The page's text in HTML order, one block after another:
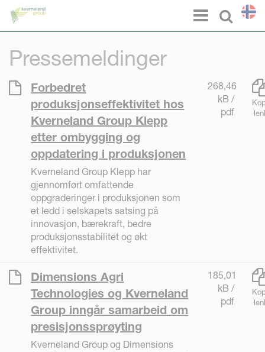
Select
Menu
Pressemeldinger
Forbedret
produksjonseffektivitet hos
Kverneland Group Klepp
etter ombygging og
oppdatering i produksjonen
Kverneland Group Klepp har
gjennomført omfattende
oppgraderinger i produksjonen som
et ledd i selskapets satsing på
innovasjon, bærekraft, bedre
produksjonsstabilitet og økt
effektivitet.
268,46
kB /
pdf
Dimensions Agri
Technologies og Kverneland
Group inngår samarbeid om
presisjonssprøyting
Kverneland Group og Dimensions
185,01
kB /
pdf
Panel for informasjonskapsler